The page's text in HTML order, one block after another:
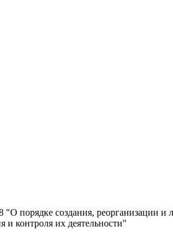
порядке создания, реорганизации
и контроля их деятельности"